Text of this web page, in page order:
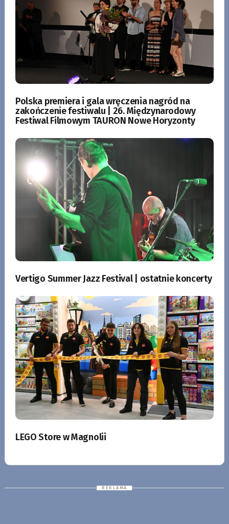
Polska premiera i gala wręczenia nagród na
zakończenie festiwalu | 26. Międzynarodowy
Festiwal Filmowym TAURON Nowe Horyzonty
Vertigo Summer Jazz Festival | ostatnie koncerty
LEGO Store w Magnolii